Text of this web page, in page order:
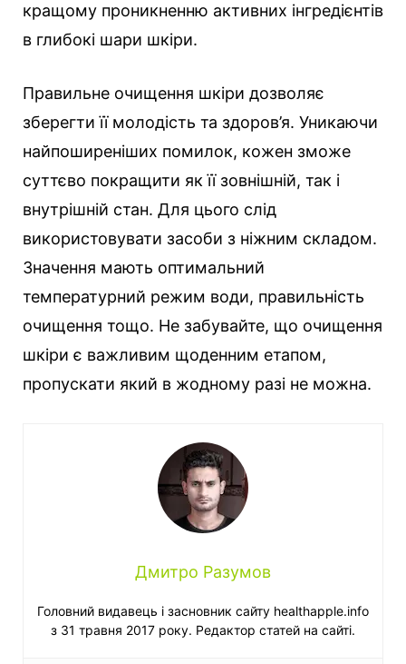
кращому проникненню активних інгредієнтів
в глибокі шари шкіри.
Правильне очищення шкіри дозволяє
зберегти її молодість та здоров’я. Уникаючи
найпоширеніших помилок, кожен зможе
суттєво покращити як її зовнішній, так і
внутрішній стан. Для цього слід
використовувати засоби з ніжним складом.
Значення мають оптимальний
температурний режим води, правильність
очищення тощо. Не забувайте, що очищення
шкіри є важливим щоденним етапом,
пропускати який в жодному разі не можна.
Дмитро Разумов
Головний видавець і засновник сайту healthapple.info
з 31 травня 2017 року. Редактор статей на сайті.